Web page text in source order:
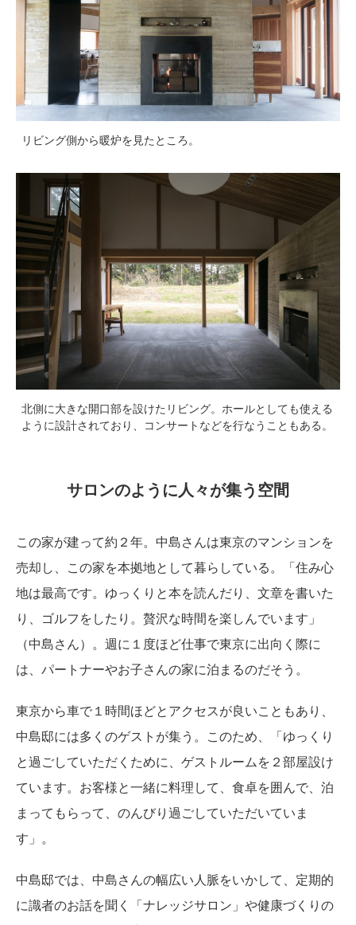
リビング側から暖炉を見たところ。
北側に大きな開口部を設けたリビング。ホールとしても使える
ように設計されており、コンサートなどを行なうこともある。
サロンのように人々が集う空間
この家が建って約２年。中島さんは東京のマンションを
売却し、この家を本拠地として暮らしている。「住み心
地は最高です。ゆっくりと本を読んだり、文章を書いた
り、ゴルフをしたり。贅沢な時間を楽しんでいます」
（中島さん）。週に１度ほど仕事で東京に出向く際に
は、パートナーやお子さんの家に泊まるのだそう。
東京から車で１時間ほどとアクセスが良いこともあり、
中島邸には多くのゲストが集う。このため、「ゆっくり
と過ごしていただくために、ゲストルームを２部屋設け
ています。お客様と一緒に料理して、食卓を囲んで、泊
まってもらって、のんびり過ごしていただいていま
す」。
中島邸では、中島さんの幅広い人脈をいかして、定期的
に識者のお話を聞く「ナレッジサロン」や健康づくりの